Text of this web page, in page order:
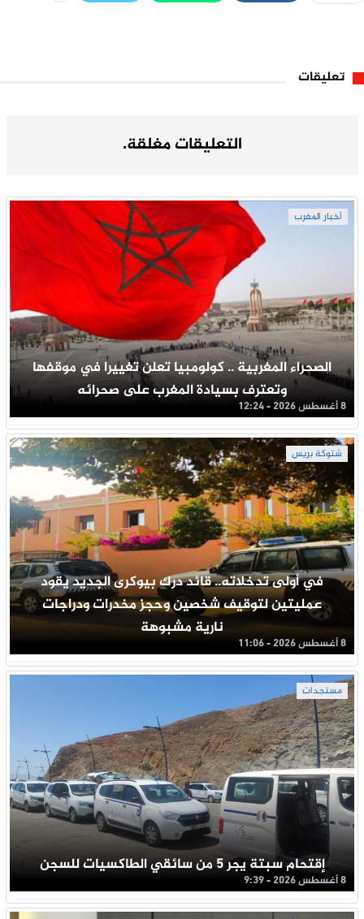
تعليقات
التعليقات مغلقة.
أخبار المغرب
الصحراء المغربية .. كولومبيا تعلن تغييرا في موقفها
وتعترف بسيادة المغرب على صحرائه
8 أغسطس 2026 - 12:24
شتوكة بريس
في أولى تدخلاته.. قائد درك بيوكرى الجديد يقود
عمليتين لتوقيف شخصين وحجز مخدرات ودراجات
نارية مشبوهة
8 أغسطس 2026 - 11:06
مستجدات
إقتحام سبتة يجر 5 من سائقي الطاكسيات للسجن
8 أغسطس 2026 - 9:39